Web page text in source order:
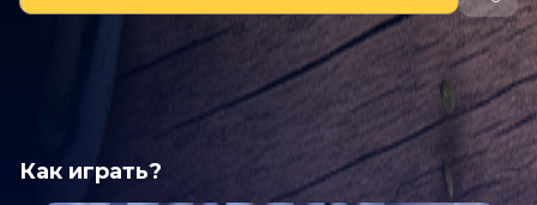
Как играть?